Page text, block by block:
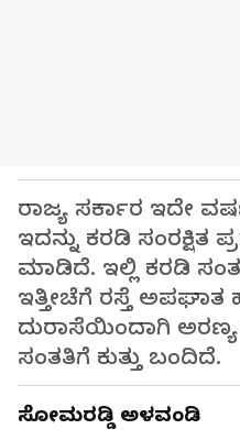
ರಾಜ್ಯ ಸರ್ಕಾರ ಇದೇ
ಇದನ್ನು ಕರಡಿ
ಮಾಡಿದೆ. ಇಲ್ಲಿ ಕರಡಿ
ಇತ್ತೀಚೆಗೆ ರಸ್ತೆ
ದುರಾಸೆಯಿಂದಾಗಿ
ಸಂತತಿಗೆ ಕುತ್ತು ಬಂದಿದೆ.
ಸೋಮರಡ್ಡಿ ಅಳವಂಡಿ